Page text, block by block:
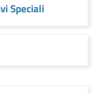
Speciali